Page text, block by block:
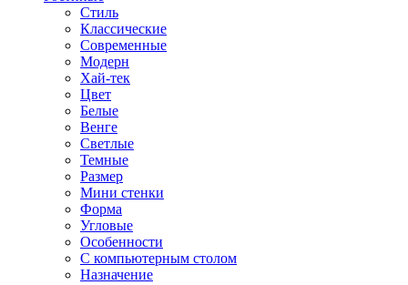
Стиль
Классические
Современные
Модерн
Хай-тек
Цвет
Белые
Венге
Светлые
Темные
Размер
Мини стенки
Форма
Угловые
Особенности
С компьютерным столом
Назначение